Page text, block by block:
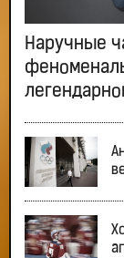
Наручные